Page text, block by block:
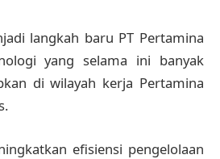
langkah baru PT Pertamina
yang selama ini banyak
di wilayah kerja Pertamina
efisiensi pengelolaan